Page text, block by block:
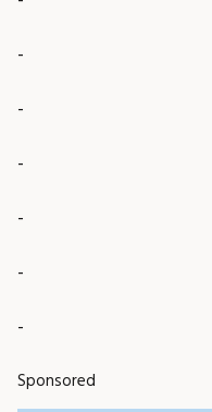
-
-
-
-
-
-
Sponsored